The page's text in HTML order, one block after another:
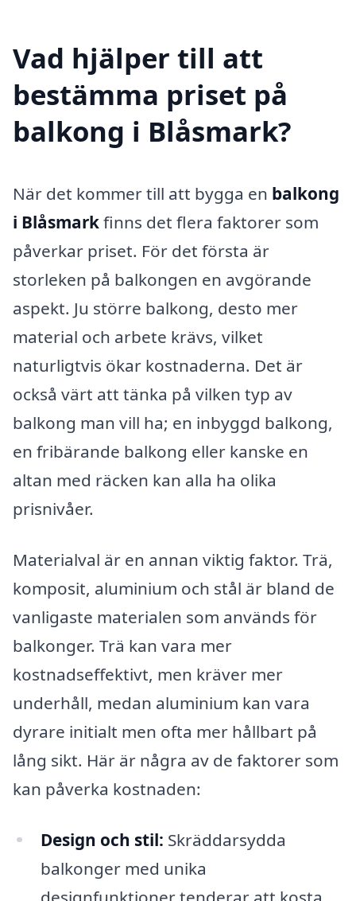
Vad hjälper till att
bestämma priset på
balkong i Blåsmark?
När det kommer till att bygga en balkong
i Blåsmarkfinns det flera faktorer som
påverkar priset. För det första är
storleken på balkongen en avgörande
aspekt. Ju större balkong, desto mer
material och arbete krävs, vilket
naturligtvis ökar kostnaderna. Det är
också värt att tänka på vilken typ av
balkong man vill ha; en inbyggd balkong,
en fribärande balkong eller kanske en
altan med räcken kan alla ha olika
prisnivåer.
Materialval är en annan viktig faktor. Trä,
komposit, aluminium och stål är bland de
vanligaste materialen som används för
balkonger. Trä kan vara mer
kostnadseffektivt, men kräver mer
underhåll, medan aluminium kan vara
dyrare initialt men ofta mer hållbart på
lång sikt. Här är några av de faktorer som
kan påverka kostnaden:
Design och stil: Skräddarsydda
balkonger med unika